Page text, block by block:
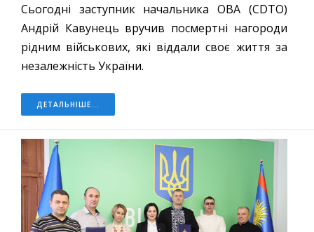
Сьогодні заступник начальника ОВА (СDTO)
Андрій Кавунець вручив посмертні нагороди
рідним військових, які віддали своє життя за
незалежність України.
ДЕТАЛЬНІШЕ...